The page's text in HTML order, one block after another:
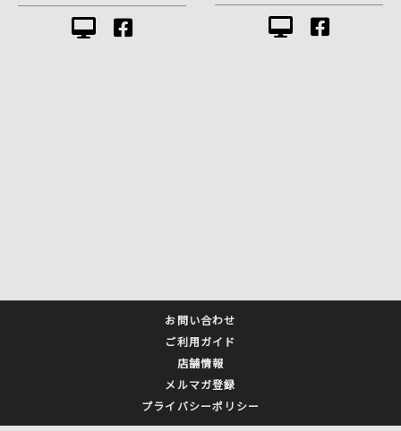
お問い合わせ
ご利用ガイド
店舗情報
メルマガ登録
プライバシーポリシー